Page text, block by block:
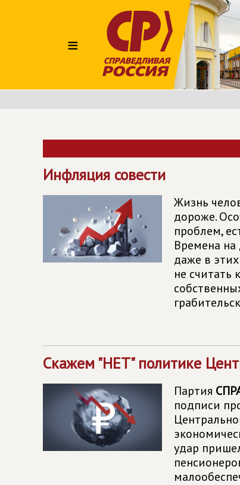
≡
Инфляция совести
Жизнь
дороже.
проблем,
Времена на
даже в
не считать
Скажем "НЕТ" политике
Партия
подписи
удар